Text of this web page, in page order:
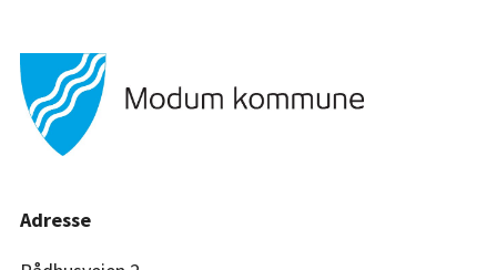
Adresse